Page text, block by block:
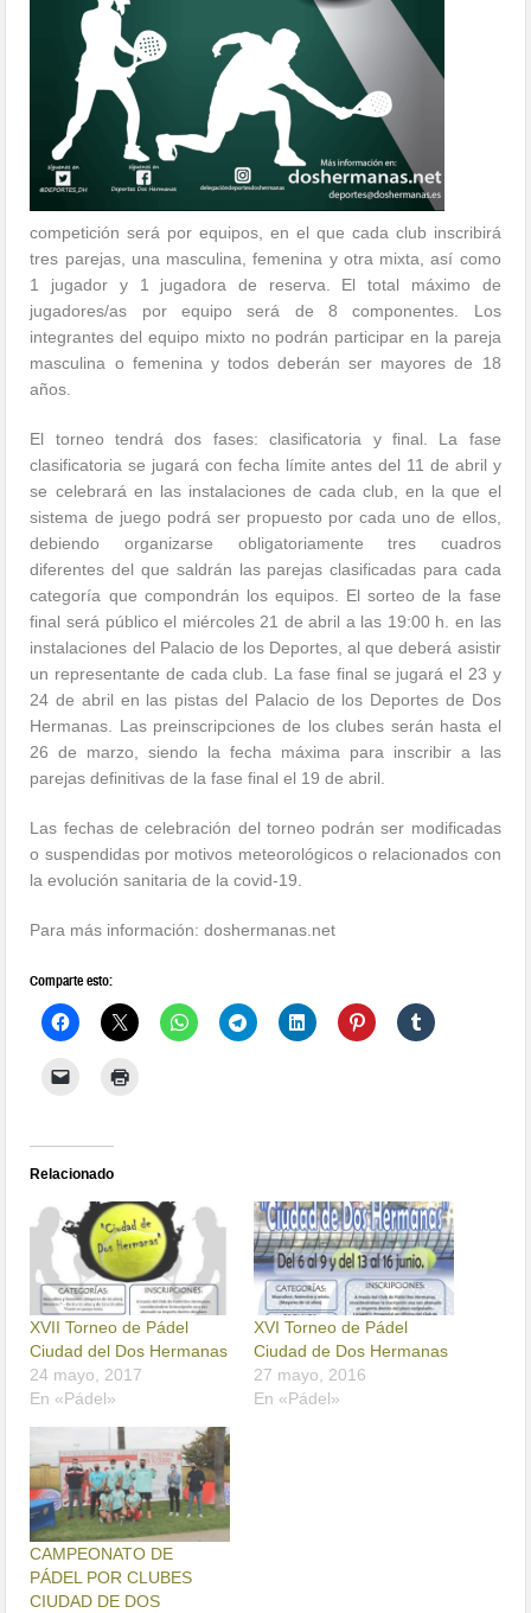
competición será por equipos, en el que cada club inscribirá
tres parejas, una masculina, femenina y otra mixta, así como
1 jugador y 1 jugadora de reserva. El total máximo de
jugadores/as por equipo será de 8 componentes. Los
integrantes del equipo mixto no podrán participar en la pareja
masculina o femenina y todos deberán ser mayores de 18
años.
El torneo tendrá dos fases: clasificatoria y final. La fase
clasificatoria se jugará con fecha límite antes del 11 de abril y
se celebrará en las instalaciones de cada club, en la que el
sistema de juego podrá ser propuesto por cada uno de ellos,
debiendo organizarse obligatoriamente tres cuadros
diferentes del que saldrán las parejas clasificadas para cada
categoría que compondrán los equipos. El sorteo de la fase
final será público el miércoles 21 de abril a las 19:00 h. en las
instalaciones del Palacio de los Deportes, al que deberá asistir
un representante de cada club. La fase final se jugará el 23 y
24 de abril en las pistas del Palacio de los Deportes de Dos
Hermanas. Las preinscripciones de los clubes serán hasta el
26 de marzo, siendo la fecha máxima para inscribir a las
parejas definitivas de la fase final el 19 de abril.
Las fechas de celebración del torneo podrán ser modificadas
o suspendidas por motivos meteorológicos o relacionados con
la evolución sanitaria de la covid-19.
Para más información: doshermanas.net
Comparte esto:
Relacionado
XVII Torneo de Pádel
Ciudad del Dos Hermanas
24 mayo, 2017
En «Pádel»
XVI Torneo de Pádel
Ciudad de Dos Hermanas
27 mayo, 2016
En «Pádel»
CAMPEONATO DE
PÁDEL POR CLUBES
CIUDAD DE DOS